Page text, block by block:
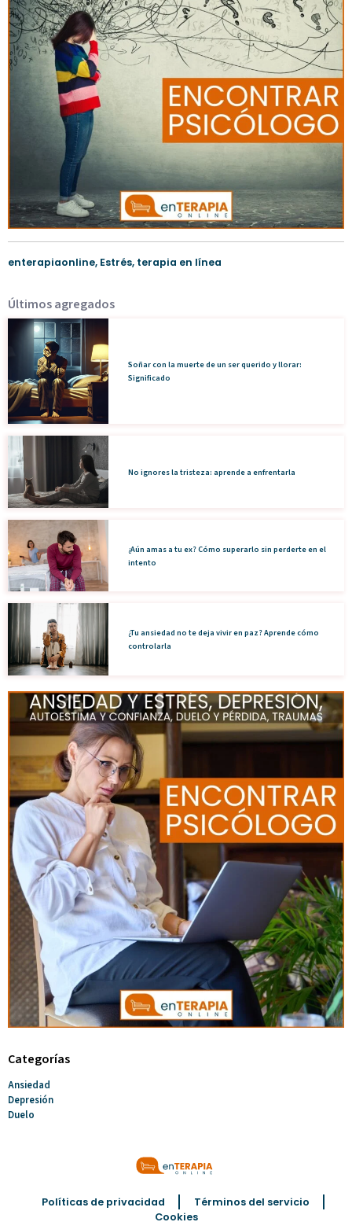
enterapiaonline, Estrés, terapia en línea
Últimos agregados
Soñar con la muerte de un ser querido y llorar:
Significado
No ignores la tristeza: aprende a enfrentarla
¿Aún amas a tu ex? Cómo superarlo sin perderte en el
intento
¿Tu ansiedad no te deja vivir en paz? Aprende cómo
controlarla
Categorías
Ansiedad
Depresión
Duelo
Políticas de privacidad
Términos del servicio
Cookies